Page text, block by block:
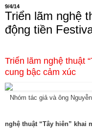
9/4/14
Triển lãm nghệ
động tiền
Triển lãm nghệ thuật
cung bậc cảm xúc
Nhóm tác giả và ông
nghệ thuật “Tây hiên” khai